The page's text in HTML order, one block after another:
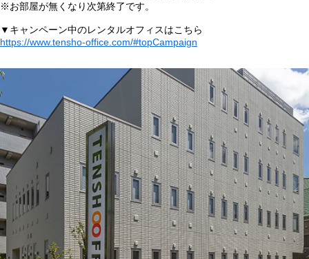
※お部屋が無くなり次第終了です。
▼キャンペーン中のレンタルオフィスはこちら
https://www.tensho-office.com/#topCampaign